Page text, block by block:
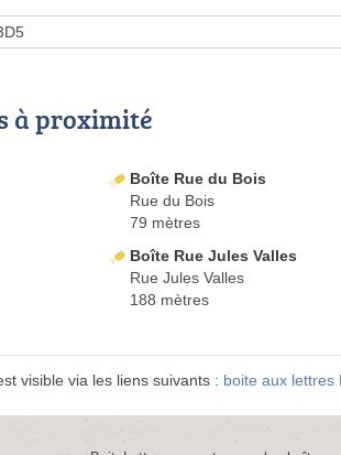
à proximité
Boîte Rue du Bois
Rue du Bois
79 mètres
Boîte Rue Jules Valles
Rue Jules Valles
188 mètres
visible via les liens suivants : boite aux lettres